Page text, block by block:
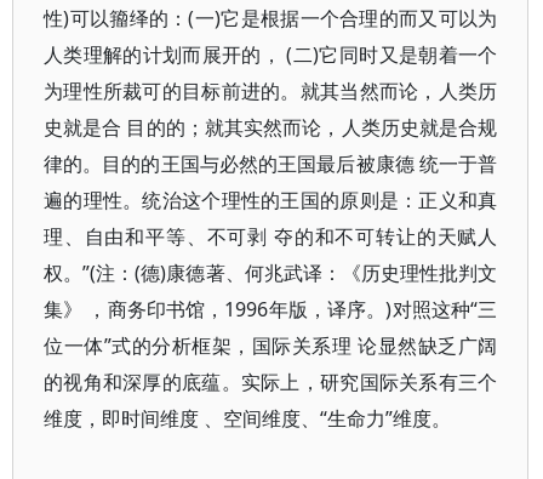
性)可以籀绎的：(一)它是根据一个合理的而又可以为
人类理解的计划而展开的， (二)它同时又是朝着一个
为理性所裁可的目标前进的。就其当然而论，人类历
史就是合 目的的；就其实然而论，人类历史就是合规
律的。目的的王国与必然的王国最后被康德 统一于普
遍的理性。统治这个理性的王国的原则是：正义和真
理、自由和平等、不可剥 夺的和不可转让的天赋人
权。”(注：(德)康德著、何兆武译：《历史理性批判文
集》 ，商务印书馆，1996年版，译序。)对照这种“三
位一体”式的分析框架，国际关系理 论显然缺乏广阔
的视角和深厚的底蕴。实际上，研究国际关系有三个
维度，即时间维度 、空间维度、“生命力”维度。